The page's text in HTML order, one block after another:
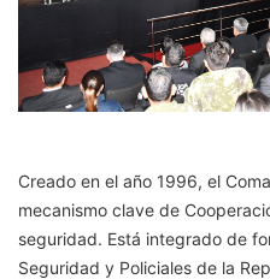
Creado en el año 1996, el
mecanismo clave de
seguridad. Está integrado de
Seguridad y Policiales de la